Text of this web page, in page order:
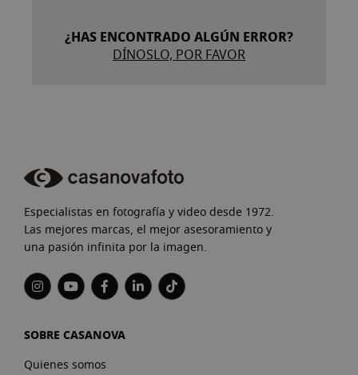
¿HAS ENCONTRADO ALGÚN ERROR?
DÍNOSLO, POR FAVOR
Especialistas en fotografía y video desde 1972.
Las mejores marcas, el mejor asesoramiento y
una pasión infinita por la imagen.
SOBRE CASANOVA
Quienes somos